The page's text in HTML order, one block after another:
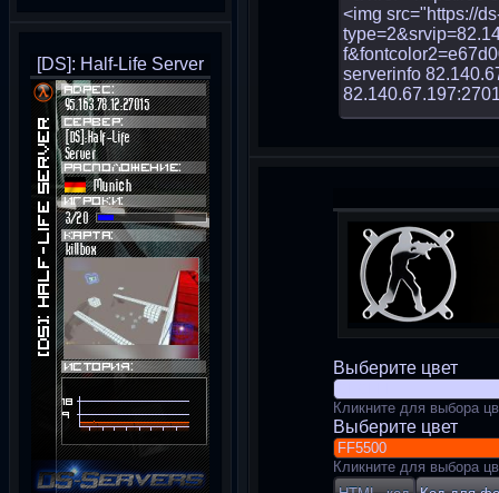
[DS]: Half-Life Server
Выберите цвет
Кликните для выбора
Выберите цвет
Кликните для выбора